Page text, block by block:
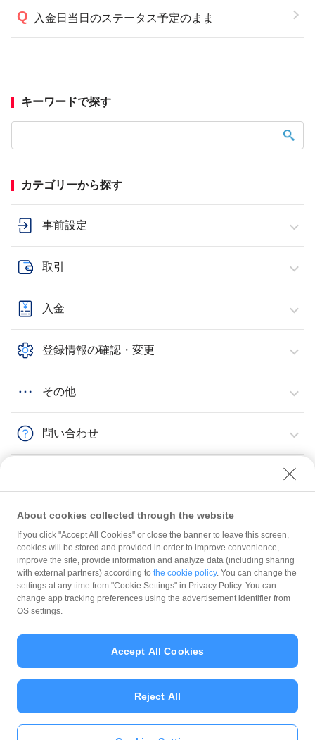
キーワードで探す
入金日当日のステータス予定のまま
カテゴリーから探す
事前設定
取引
入金
登録情報の確認・変更
その他
問い合わせ
入金 入金されない 入金されない-入金サイクルが違う
規約
ガイドライン
About cookies collected through the website
If you click "Accept All Cookies" or close the banner to leave this screen,
cookies will be stored and provided in order to improve convenience,
improve the site, provide information and analyze data (including sharing
with external partners) according to the cookie policy. You can change the
settings at any time from "Cookie Settings" in Privacy Policy. You can
change app tracking preferences using the advertisement identifier from
OS settings.
Reject All
Accept All Cookies